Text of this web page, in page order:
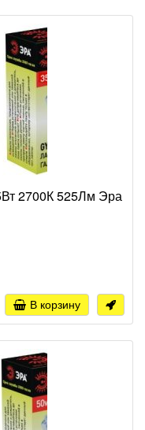
2700К 525Лм Эра
В корзину